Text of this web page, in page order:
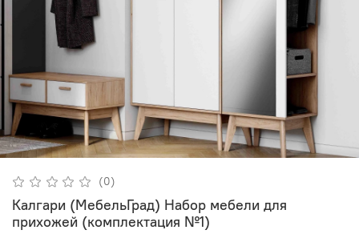
(0)
Калгари (МебельГрад) Набор мебели для
прихожей (комплектация №1)